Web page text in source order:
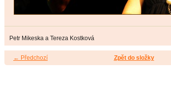
Petr Mikeska a Tereza Kostková
← Předchozí Zpět do složky